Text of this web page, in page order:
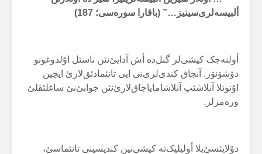
ألبیسەلری‌سینیز…” (باقارا سورەسی؛ 187
)
أولنەجک کیشی‌لر گنل‌دە أش آدایئ‌نئن ناسئل اۇلدوغونو
دۆشۆنۆر. آنجاق کندی‌لری‌نی ایی تانئمادئق‌لارئ ایچین
اۇنونلا آنلاشئپ آنلاشامایاجاق‌لارئ‌نئن جوابئ‌نئ ساغلئقلئ
ورەمزلر.
دۇلایئسئ‌یلا أولیلیک‌تە کیشی‌نین کندیسینی تانئماسئ،